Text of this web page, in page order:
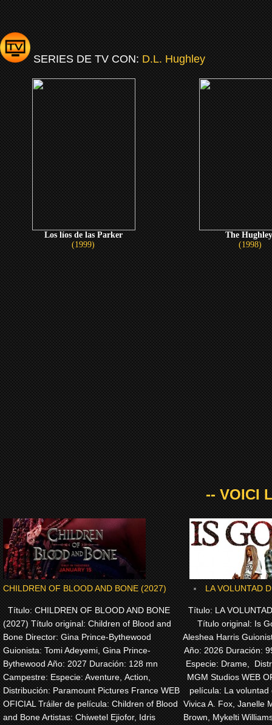
SERIES DE TV CON:D.L. Hughley
Los líos de las Parker
(1999)
The
(1998)
-- VOICI
CHILDREN OF BLOOD AND BONE (2027)
Título: CHILDREN OF BLOOD AND BONE
(2027) Título original: Children of Blood and
Bone Director: Gina Prince-Bythewood
Guionista: Tomi Adeyemi, Gina Prince-
Bythewood Año: 2027 Duración: 128 mn
Campestre: Especie: Aventure, Action,
Distribución: Paramount Pictures France WEB
OFICIAL Tráiler de película: Children of Blood
and Bone Artistas: Chiwetel Ejiofor, Idris
LA VOLUNTAD
Título: LA
Título original: Is
Aleshea Harris
Año: 2026 Duración:
Especie: Drame,
MGM Studios WEB
película: La voluntad
Vivica A. Fox, Janelle
Brown, Mykelti